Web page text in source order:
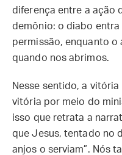
diferença entre a ação
demônio: o diabo entra
permissão, enquanto
quando nos abrimos.
Nesse sentido, a
vitória por meio do
isso que retrata a
que Jesus, tentado no
anjos o serviam”. Nós